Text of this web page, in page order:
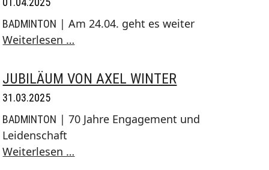
BADMINTON | Am 24.04. geht es weiter
Weiterlesen …
und
Jugendtraining
den
JUBILÄUM VON AXEL WINTER
31.03.2025
BADMINTON | 70 Jahre Engagement und
Leidenschaft
Weiterlesen …